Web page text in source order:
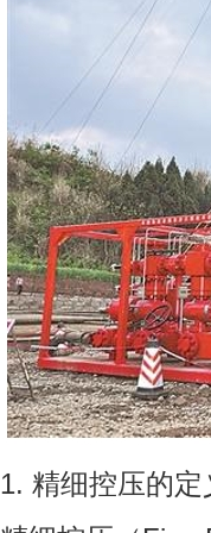
1. 精细控压的定